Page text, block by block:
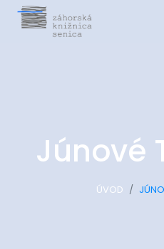
Júnové
ÚVOD